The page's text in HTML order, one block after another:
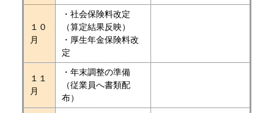
１０
月
・社会保険料改定
（算定結果反映）
・厚生年金保険料改
定
１１
月
・年末調整の準備
（従業員へ書類配
布）